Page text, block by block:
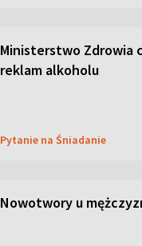
Ministerstwo Zdrowia
reklam alkoholu
Pytanie na Śniadanie
Nowotwory u